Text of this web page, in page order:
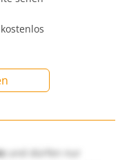
und dürfen nur